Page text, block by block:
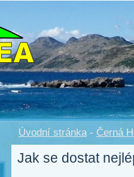
Úvodní stránka - Černá
Jak se dostat